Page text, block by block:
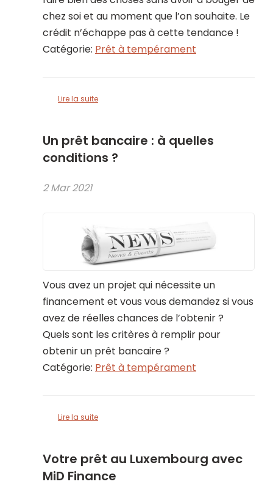
chez soi et au moment que l’on souhaite. Le
crédit n’échappe pas à cette tendance !
Catégorie: Prêt à tempérament
Lire la suite
Un prêt bancaire : à quelles
conditions ?
2 Mar 2021
Vous avez un projet qui nécessite un
financement et vous vous demandez si vous
avez de réelles chances de l’obtenir ?
Quels sont les critères à remplir pour
obtenir un prêt bancaire ?
Catégorie: Prêt à tempérament
Lire la suite
Votre prêt au Luxembourg avec
MiD Finance